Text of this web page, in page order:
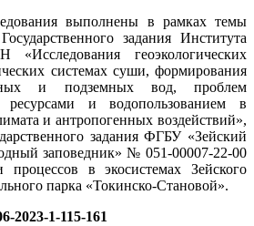
выполнены в рамках темы
задания Института
геоэкологических
системах суши, формирования
и подземных вод, проблем
и водопользованием в
и антропогенных воздействий»,
задания ФГБУ «Зейский
заповедник» № 051-00007-22-00
в экосистемах Зейского
парка «Токинско-Становой».
2023-1-115-161